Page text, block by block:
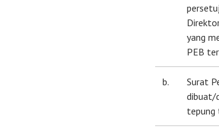
yang
PEB
b.
Surat
dibuat/
tepung